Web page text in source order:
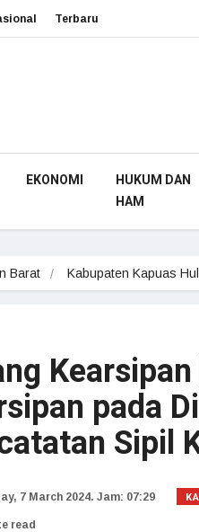
Terbaru
EKONOMI
HUKUM DAN
HAM
Barat Kabupaten Kapuas
pada
Sipil
7 March 2024. Jam: 07:29
read